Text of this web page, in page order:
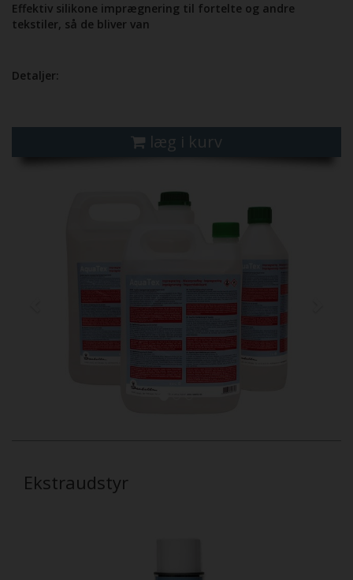
Effektiv silikone imprægnering til fortelte og andre
tekstiler, så de bliver van
Detaljer:
læg i kurv
Ekstraudstyr